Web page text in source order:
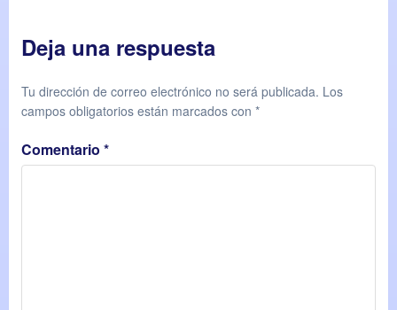
Deja una respuesta
Tu dirección de correo electrónico no será publicada. Los
campos obligatorios están marcados con *
Comentario *